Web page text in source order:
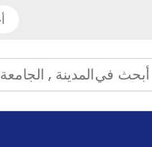
أبحث فيالمدينة ,